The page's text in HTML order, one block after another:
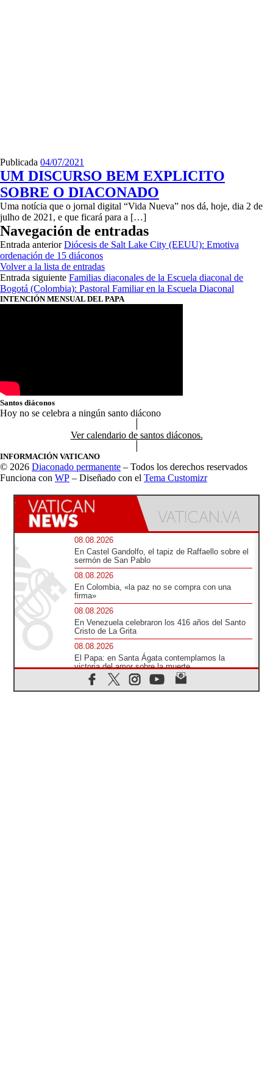
Publicada 04/07/2021
UM DISCURSO BEM EXPLICITO
SOBRE O DIACONADO
Uma notícia que o jornal digital “Vida Nueva” nos dá, hoje, dia 2 de
julho de 2021, e que ficará para a […]
Navegación de entradas
Entrada anterior Diócesis de Salt Lake City (EEUU): Emotiva
ordenación de 15 diáconos
Volver a la lista de entradas
Entrada siguiente Familias diaconales de la Escuela diaconal de
Bogotá (Colombia): Pastoral Familiar en la Escuela Diaconal
INTENCIÓN MENSUAL DEL PAPA
Santos diáconos
Hoy no se celebra a ningún santo diácono
Ver calendario de santos diáconos.
INFORMACIÓN VATICANO
© 2026 Diaconado permanente – Todos los derechos reservados
Funciona con WP – Diseñado con el Tema Customizr
08.08.2026
En Castel Gandolfo, el tapiz de Raffaello sobre el
sermón de San Pablo
08.08.2026
En Colombia, «la paz no se compra con una
firma»
08.08.2026
En Venezuela celebraron los 416 años del Santo
Cristo de La Grita
08.08.2026
El Papa: en Santa Ágata contemplamos la
victoria del amor sobre la muerte
08.08.2026
León XIV visitará el Santuario de la Madre del